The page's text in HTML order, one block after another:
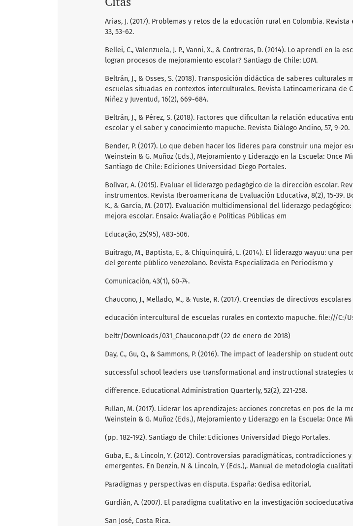
Arias, J. (2017). Problemas y retos de la educación rural en Colombia.
33, 53-62.
Bellei, C., Valenzuela, J. P., Vanni, X., & Contreras, D. (2014). Lo aprendí en la
logran procesos de mejoramiento escolar? Santiago de Chile: LOM.
Beltrán, J., & Osses, S. (2018). Transposición didáctica de saberes culturales
escuelas situadas en contextos interculturales. Revista Latinoamericana de
Niñez y Juventud, 16(2), 669-684.
Beltrán, J., & Pérez, S. (2018). Factores que dificultan la relación educativa
escolar y el saber y conocimiento mapuche. Revista Diálogo Andino, 57, 9-20.
Bender, P. (2017). Lo que deben hacer los líderes para construir una mejor
Weinstein & G. Muñoz (Eds.), Mejoramiento y Liderazgo en la Escuela: Once
Santiago de Chile: Ediciones Universidad Diego Portales.
Bolívar, A. (2015). Evaluar el liderazgo pedagógico de la dirección escolar.
instrumentos. Revista Iberoamericana de Evaluación Educativa, 8(2), 15-39.
K., & García, M. (2017). Evaluación multidimensional del liderazgo
mejora escolar. Ensaio: Avaliação e Políticas Públicas em
Educação, 25(95), 483-506.
Buitrago, M., Baptista, E., & Chiquinquirá, L. (2014). El liderazgo wayuu: una
del gerente público venezolano. Revista Especializada en Periodismo y
Comunicación, 43(1), 60-74.
Chaucono, J., Mellado, M., & Yuste, R. (2017). Creencias de directivos
educación intercultural de escuelas rurales en contexto mapuche. file:///C:/
beltr/Downloads/031_Chaucono.pdf (22 de enero de 2018)
Day, C., Gu, Q., & Sammons, P. (2016). The impact of leadership on student
successful school leaders use transformational and instructional strategies
difference. Educational Administration Quarterly, 52(2), 221-258.
Fullan, M. (2017). Liderar los aprendizajes: acciones concretas en pos de la
Weinstein & G. Muñoz (Eds.), Mejoramiento y Liderazgo en la Escuela: Once
(pp. 182-192). Santiago de Chile: Ediciones Universidad Diego Portales.
Guba, E., & Lincoln, Y. (2012). Controversias paradigmáticas, contradicciones
emergentes. En Denzin, N & Lincoln, Y (Eds.),. Manual de metodología
Paradigmas y perspectivas en disputa. España: Gedisa editorial.
Gurdián, A. (2007). El paradigma cualitativo en la investigación
San José, Costa Rica.